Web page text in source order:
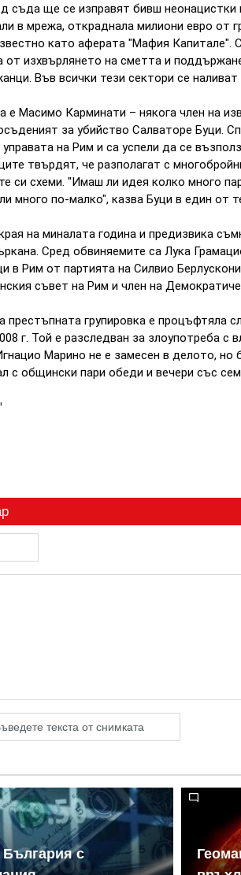
съда ще се изправят бивш неонацистки
в мрежа, откраднала милиони евро от
като аферата "Мафия Капитале".
от изхвърлянето на сметта и
Във всички тези сектори се
е Масимо Карминати – някога член на
за убийство Салваторе Буци.
управата на Рим и са успели да се
твърдят, че разполагат с
си схеми. "Имаш ли идея колко много
много по-малко", казва Буци в един от
на миналата година и предизвика
Сред обвиняемите са Лука
в Рим от партията на Силвио
съвет на Рим и член на
престъпната групировка е процъфтяла
г. Той е разследван за злоупотреба с
Марино не е замесен в делото, но
с общински пари обеди и вечери със
България с